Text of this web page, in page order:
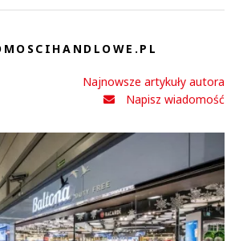
Najnowsze artykuły autora
Napisz wiadomość